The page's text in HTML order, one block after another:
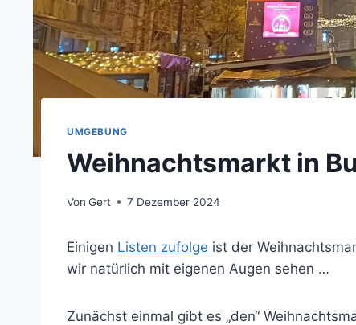
UMGEBUNG
Weihnachtsmarkt in
Von Gert 7 Dezember 2024
Einigen Listen zufolge ist der
wir natürlich mit eigenen Augen sehen …
Zunächst einmal gibt es „den“